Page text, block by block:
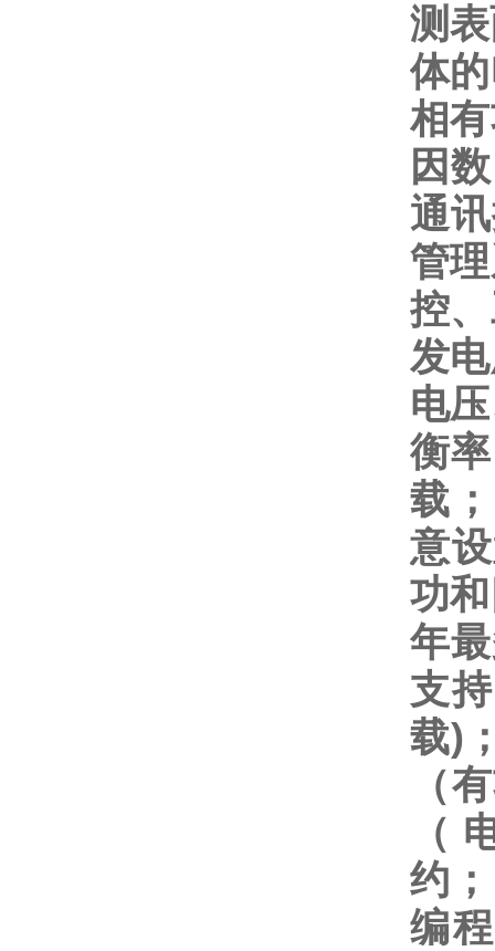
测
体
相
因
通
管
控
发
电
衡
载
意
功
年
支
载)
（
（
约；
编